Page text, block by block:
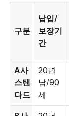
구분
납입/
보장기
간
A사
스탠
다드
20년
납/90
세